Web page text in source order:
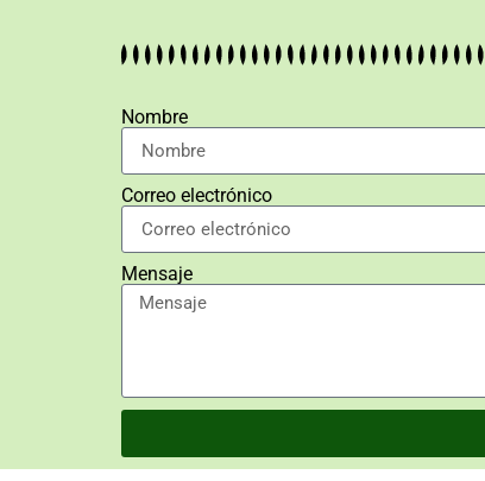
Nombre
Correo electrónico
Mensaje